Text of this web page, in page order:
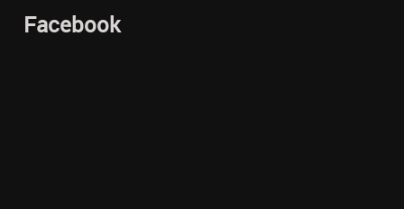
Facebook